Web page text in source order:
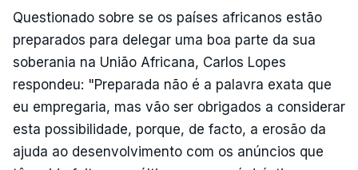
Questionado sobre se os países africanos estão
preparados para delegar uma boa parte da sua
soberania na União Africana, Carlos Lopes
respondeu: "Preparada não é a palavra exata que
eu empregaria, mas vão ser obrigados a considerar
esta possibilidade, porque, de facto, a erosão da
ajuda ao desenvolvimento com os anúncios que